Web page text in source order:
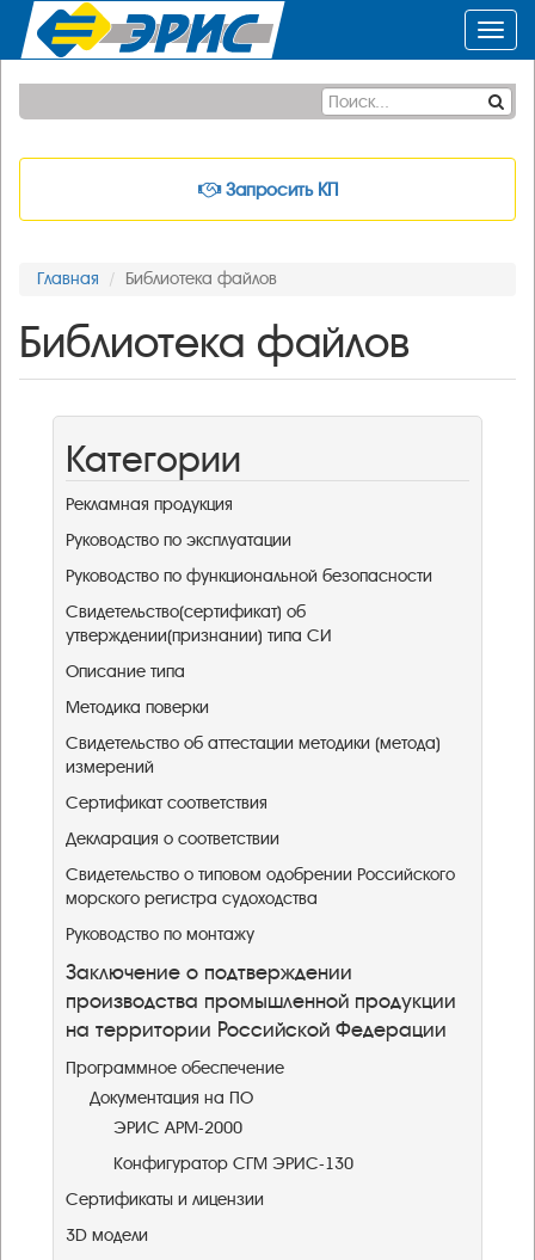
Запросить КП
Главная Библиотека файлов
Библиотека файлов
Категории
Рекламная продукция
Руководство по эксплуатации
Руководство по функциональной безопасности
Свидетельство(сертификат) об
утверждении(признании) типа СИ
Описание типа
Методика поверки
Свидетельство об аттестации методики (метода)
измерений
Сертификат соответствия
Декларация о соответствии
Свидетельство о типовом одобрении Российского
морского регистра судоходства
Руководство по монтажу
Заключение о подтверждении
производства промышленной продукции
на территории Российской Федерации ​
Программное обеспечение
Документация на ПО
ЭРИС АРМ-2000
Конфигуратор СГМ ЭРИС-130
Сертификаты и лицензии
3D модели